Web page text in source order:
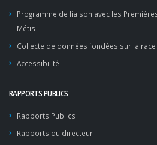
Programme de liaison avec les
Métis
Collecte de données fondées sur la race
Accessibilité
RAPPORTS PUBLICS
Rapports Publics
Rapports du directeur